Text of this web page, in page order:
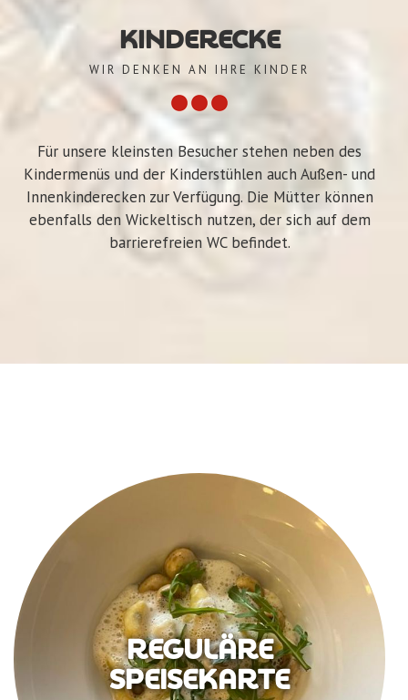
KINDERECKE
WIR DENKEN AN IHRE KINDER
Für unsere kleinsten Besucher stehen neben des
Kindermenüs und der Kinderstühlen auch Außen- und
Innenkinderecken zur Verfügung. Die Mütter können
ebenfalls den Wickeltisch nutzen, der sich auf dem
barrierefreien WC befindet.
REGULÄRE
SPEISEKARTE